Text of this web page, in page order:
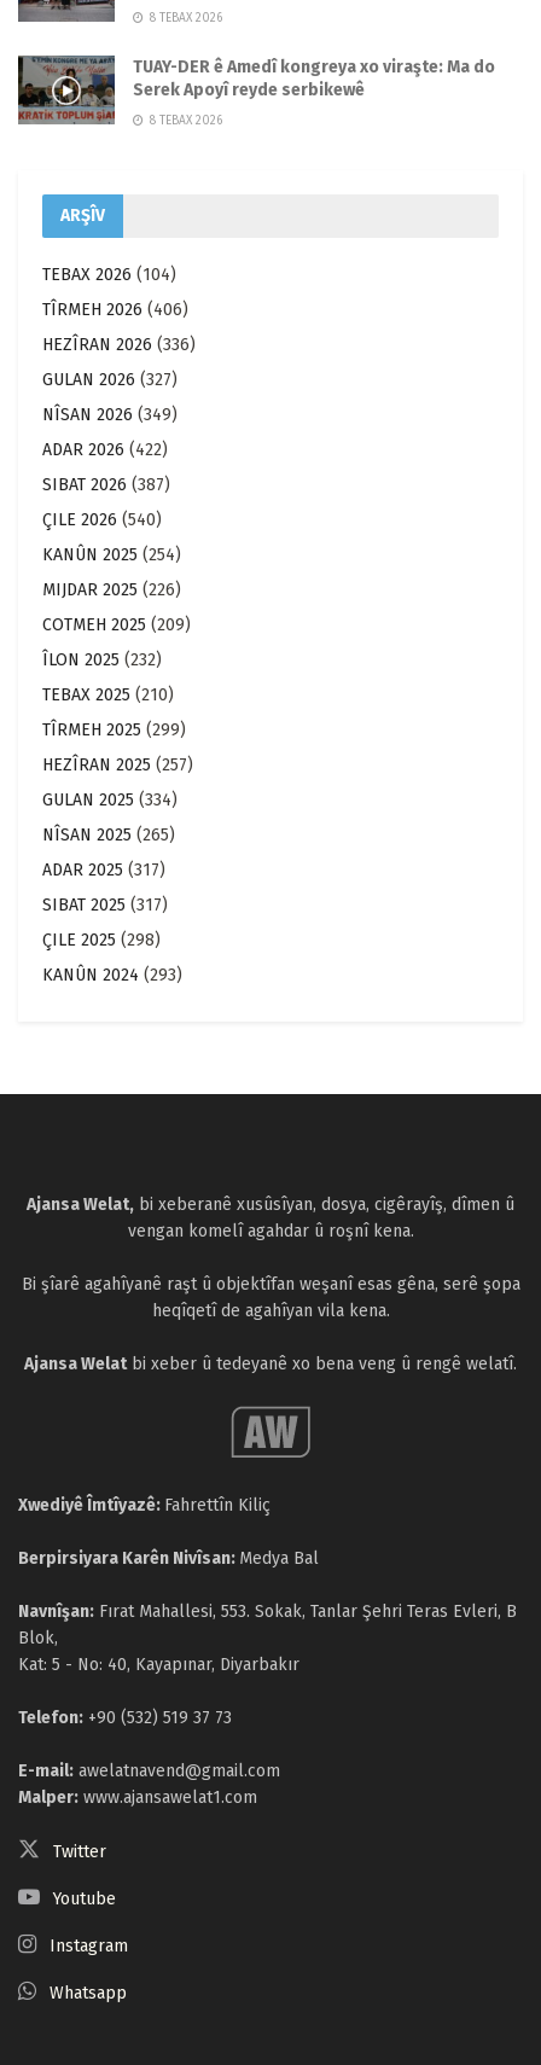
8 TEBAX 2026
TUAY-DER ê Amedî kongreya xo viraşte: Ma do
Serek Apoyî reyde serbikewê
8 TEBAX 2026
ARŞÎV
TEBAX 2026 (104)
TÎRMEH 2026 (406)
HEZÎRAN 2026 (336)
GULAN 2026 (327)
NÎSAN 2026 (349)
ADAR 2026 (422)
SIBAT 2026 (387)
ÇILE 2026 (540)
KANÛN 2025 (254)
MIJDAR 2025 (226)
COTMEH 2025 (209)
ÎLON 2025 (232)
TEBAX 2025 (210)
TÎRMEH 2025 (299)
HEZÎRAN 2025 (257)
GULAN 2025 (334)
NÎSAN 2025 (265)
ADAR 2025 (317)
SIBAT 2025 (317)
ÇILE 2025 (298)
KANÛN 2024 (293)
Ajansa Welat, bi xeberanê xusûsîyan, dosya, cigêrayîş, dîmen û
vengan komelî agahdar û roşnî kena.
Bi şîarê agahîyanê raşt û objektîfan weşanî esas gêna, serê şopa
heqîqetî de agahîyan vila kena.
Ajansa Welatbi xeber û tedeyanê xo bena veng û rengê welatî.
Xwediyê Îmtîyazê: Fahrettîn Kiliç
Berpirsiyara Karên Nivîsan: Medya Bal
Navnîşan: Fırat Mahallesi, 553. Sokak, Tanlar Şehri Teras Evleri, B
Blok,
Kat: 5 - No: 40, Kayapınar, Diyarbakır
Telefon: +90 (532) 519 37 73
E-mail: awelatnavend@gmail.com
Malper: www.ajansawelat1.com
Twitter
Youtube
Instagram
Whatsapp